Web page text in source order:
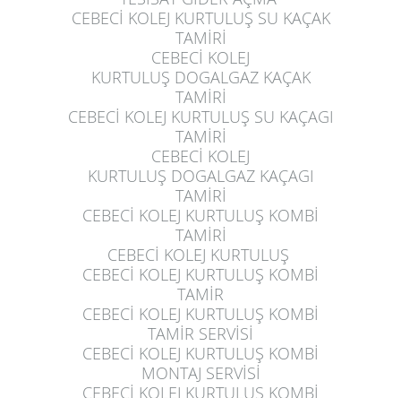
CEBECİ KOLEJ KURTULUŞ SU KAÇAK
TAMİRİ
CEBECİ KOLEJ
KURTULUŞ DOGALGAZ KAÇAK
TAMİRİ
CEBECİ KOLEJ KURTULUŞ SU KAÇAGI
TAMİRİ
CEBECİ KOLEJ
KURTULUŞ DOGALGAZ KAÇAGI
TAMİRİ
CEBECİ KOLEJ KURTULUŞ KOMBİ
TAMİRİ
CEBECİ KOLEJ KURTULUŞ
CEBECİ KOLEJ KURTULUŞ KOMBİ
TAMİR
CEBECİ KOLEJ KURTULUŞ KOMBİ
TAMİR SERVİSİ
CEBECİ KOLEJ KURTULUŞ KOMBİ
MONTAJ SERVİSİ
CEBECİ KOLEJ KURTULUŞ KOMBİ